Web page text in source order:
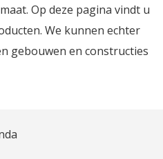
Op deze pagina vindt u
We kunnen echter
gebouwen en constructies